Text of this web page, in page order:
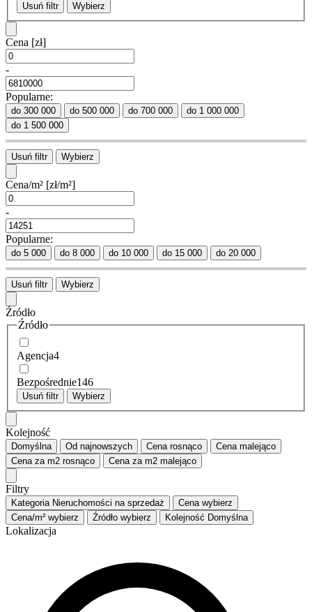
Usuń filtr Wybierz
Cena [zł]
-
Popularne:
do 300 000 do 500 000 do 700 000
do 1 000 000
do 1 500 000
Usuń filtr Wybierz
Cena/m² [zł/m²]
-
Popularne:
do 5 000 do 8 000 do 10 000 do 15 000 do 20 000
Usuń filtr Wybierz
Źródło
Źródło
Agencja4
Bezpośrednie146
Usuń filtr Wybierz
Kolejność
Domyślna Od najnowszych Cena rosnąco Cena malejąco
Cena za m2 rosnąco Cena za m2 malejąco
Filtry
Kategoria Nieruchomości na sprzedaż Cena wybierz
Cena/m² wybierz Źródło wybierz Kolejność Domyślna
Lokalizacja